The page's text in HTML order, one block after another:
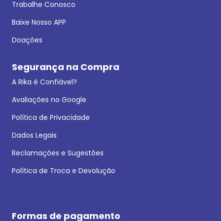
Trabalhe Conosco
Baixe Nosso APP
Doações
Segurança na Compra
A Rika é Confiável?
Avaliações no Google
Política de Privacidade
Dados Legais
Reclamações e Sugestões
Política de Troca e Devolução
Formas de pagamento